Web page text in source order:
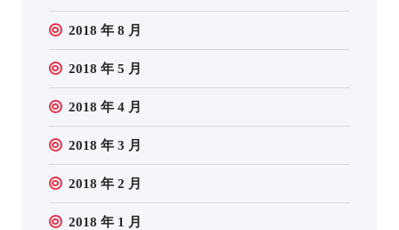
2018 年 8 月
2018 年 5 月
2018 年 4 月
2018 年 3 月
2018 年 2 月
2018 年 1 月